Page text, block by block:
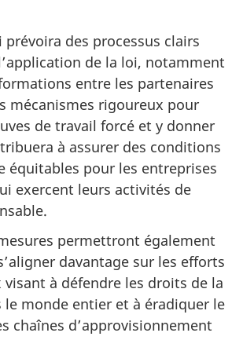
des processus clairs
de la loi, notamment
entre les partenaires
mécanismes rigoureux pour
de travail forcé et y donner
à assurer des conditions
équitables pour les entreprises
exercent leurs activités de
permettront également
davantage sur les efforts
à défendre les droits de la
le monde entier et à éradiquer le
chaînes d’approvisionnement